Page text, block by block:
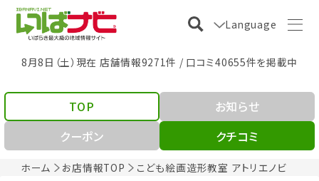
Language
8月8日（土）現在 店舗情報9271件 / 口コミ40655件を掲載中
ホーム お店情報TOP こども絵画造形教室 アトリエノビ
TOP
お知らせ
クーポン
クチコミ